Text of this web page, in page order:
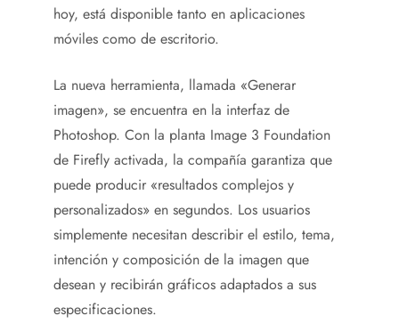
hoy, está disponible tanto en aplicaciones
móviles como de escritorio.
La nueva herramienta, llamada «Generar
imagen», se encuentra en la interfaz de
Photoshop. Con la planta Image 3 Foundation
de Firefly activada, la compañía garantiza que
puede producir «resultados complejos y
personalizados» en segundos. Los usuarios
simplemente necesitan describir el estilo, tema,
intención y composición de la imagen que
desean y recibirán gráficos adaptados a sus
especificaciones.